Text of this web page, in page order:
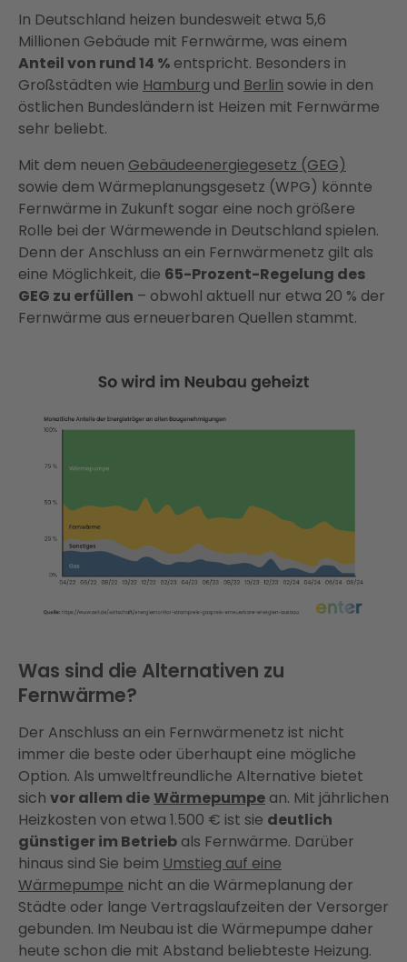
In Deutschland heizen bundesweit etwa 5,6
Millionen Gebäude mit Fernwärme, was einem
Anteil von rund 14 % entspricht. Besonders in
Großstädten wie Hamburg und Berlin sowie in den
östlichen Bundesländern ist Heizen mit Fernwärme
sehr beliebt.
Mit dem neuen Gebäudeenergiegesetz (GEG)
sowie dem Wärmeplanungsgesetz (WPG) könnte
Fernwärme in Zukunft sogar eine noch größere
Rolle bei der Wärmewende in Deutschland spielen.
Denn der Anschluss an ein Fernwärmenetz gilt als
eine Möglichkeit, die 65-Prozent-Regelung des
GEG zu erfüllen – obwohl aktuell nur etwa 20 % der
Fernwärme aus erneuerbaren Quellen stammt.
Was sind die Alternativen zu
Fernwärme?
Der Anschluss an ein Fernwärmenetz ist nicht
immer die beste oder überhaupt eine mögliche
Option. Als umweltfreundliche Alternative bietet
sich vor allem dieWärmepumpe an. Mit jährlichen
Heizkosten von etwa 1.500 € ist sie deutlich
günstiger im Betrieb als Fernwärme. Darüber
hinaus sind Sie beim Umstieg auf eine
Wärmepumpe nicht an die Wärmeplanung der
Städte oder lange Vertragslaufzeiten der Versorger
gebunden. Im Neubau ist die Wärmepumpe daher
heute schon die mit Abstand beliebteste Heizung.